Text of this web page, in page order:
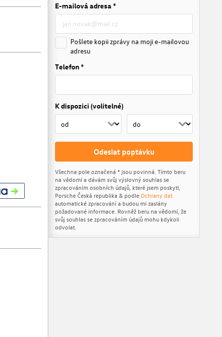
E-mailová adresa *
Pošlete kopii zprávy na moji e-mailovou
adresu
Telefon *
K dispozici (volitelné)
Odeslat poptávku
Všechna pole označená * jsou povinná. Tímto beru
na vědomí a dávám svůj výslovný souhlas se
zpracováním osobních údajů, které jsem poskytl,
Porsche Česká republika & podleOchrany dat
automatické zpracování a budou mi zaslány
požadované informace. Rovněž beru na vědomí, že
svůj souhlas se zpracováním údajů mohu kdykoli
odvolat.